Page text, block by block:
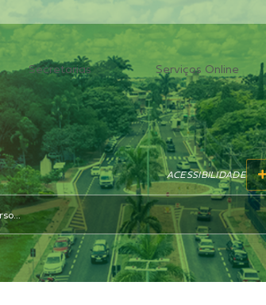
Secretarias Serviços Online
ACESSIBILIDADE